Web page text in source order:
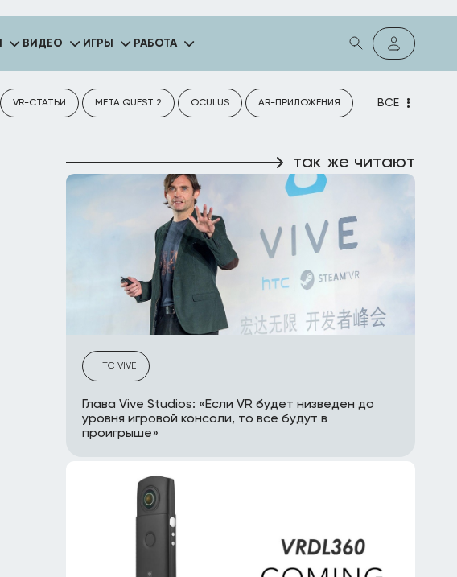
ВИДЕО ИГРЫ РАБОТА
VR-СТАТЬИ META QUEST 2 OCULUS AR-ПРИЛОЖЕНИЯ ВСЕ
так же читают
HTC VIVE
Глава Vive Studios: «Если VR будет низведен до
уровня игровой консоли, то все будут в
проигрыше»